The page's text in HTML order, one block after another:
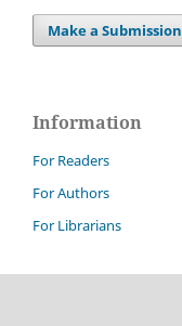
Make a Submission
Information
For Readers
For Authors
For Librarians